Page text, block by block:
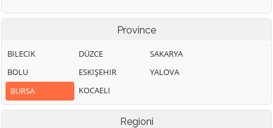
Province
BILECIK
BOLU
BURSA
DÜZCE
ESKIŞEHIR
KOCAELI
SAKARYA
YALOVA
Regioni